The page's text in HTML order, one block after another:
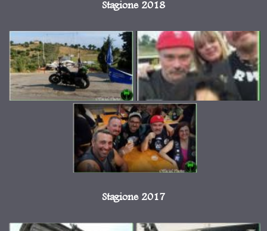
Stagione 2018
Stagione 2017